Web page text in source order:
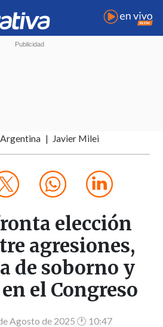
Argentina Javier Milei
elección
agresiones,
de soborno y
el Congreso
Agosto de 2025 🕐 10:47